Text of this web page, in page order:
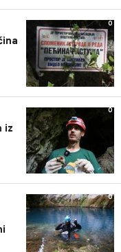
0
0
iz
0